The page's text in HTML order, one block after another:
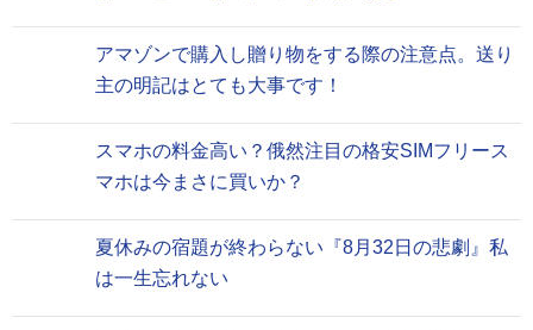
アマゾンで購入し贈り物をする際の注意点。送り
主の明記はとても大事です！
スマホの料金高い？俄然注目の格安SIMフリース
マホは今まさに買いか？
夏休みの宿題が終わらない『8月32日の悲劇』私
は一生忘れない